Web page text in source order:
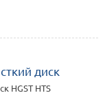
диск
HGST HTS